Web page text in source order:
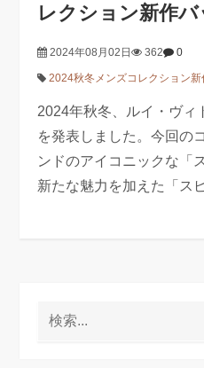
レクション新作
2024年08月02日 362 0
2024秋冬メンズコレクション新
2024年秋冬、ルイ・ヴィ
を発表しました。今回の
ンドのアイコニックな「
新たな魅力を加えた「ス